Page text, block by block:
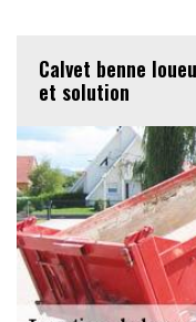
Calvet benne
et solution